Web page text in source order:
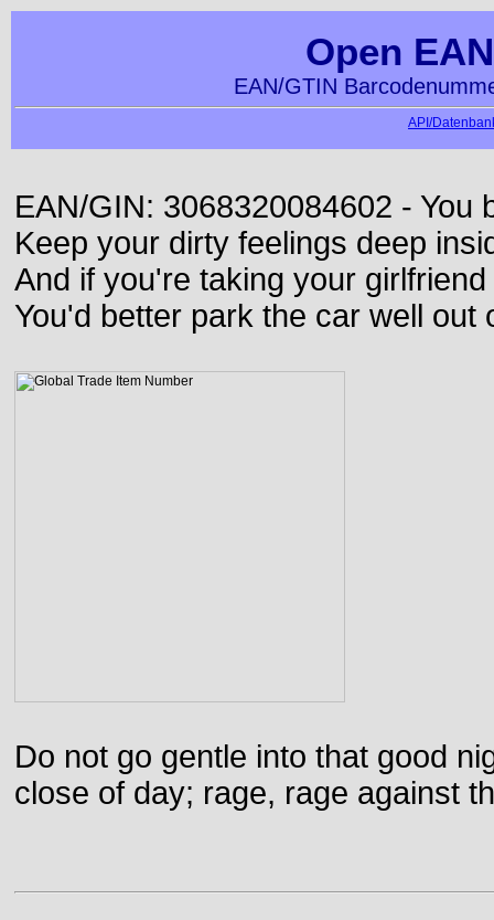
Open
EAN/GTIN
API/
EAN/GIN: 3068320084602 - You
Keep your dirty feelings deep
And if you're taking your
You'd better park the car well out
Do not go gentle into that good
close of day; rage, rage against